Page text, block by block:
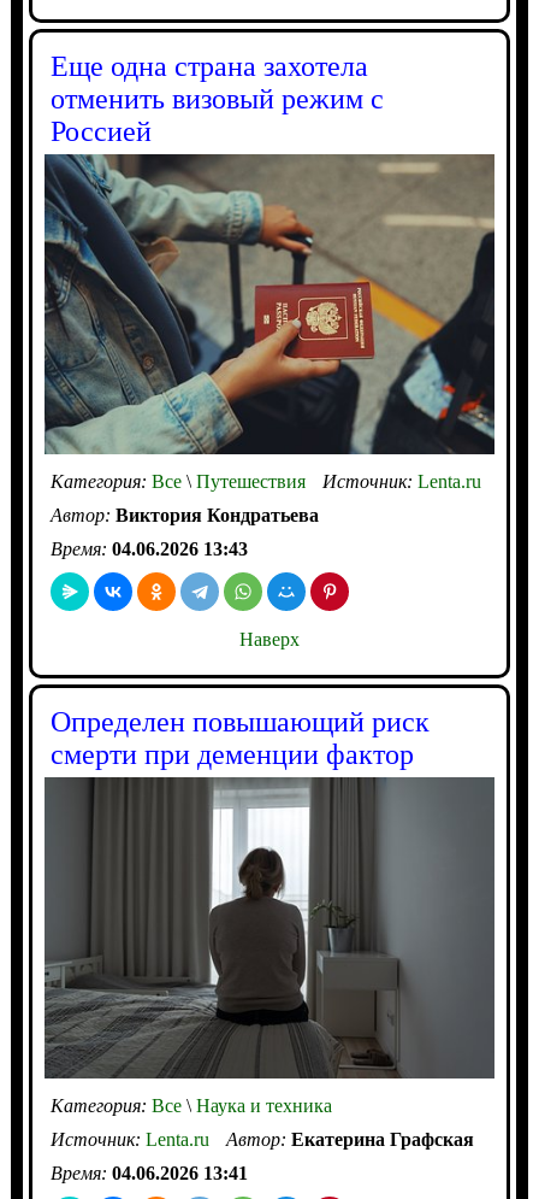
Еще одна страна захотела
отменить визовый режим с
Россией
Категория: Все\Путешествия Источник: Lenta.ru
Автор: Виктория Кондратьева
Время: 04.06.2026 13:43
Наверх
Определен повышающий риск
смерти при деменции фактор
Категория: Все\Наука и техника
Источник: Lenta.ru Автор: Екатерина Графская
Время: 04.06.2026 13:41